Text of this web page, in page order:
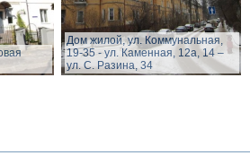
Дом жилой, ул. Коммунальная,
19-35 - ул. Каменная, 12а, 14 –
ул. С. Разина, 34